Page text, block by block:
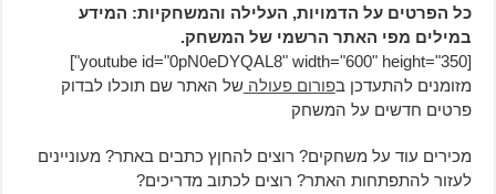
כל הפרטים על הדמויות, העלילה והמשחקיות: המידע
במילים מפי האתר הרשמי של המשחק.
[youtube id="0pN0eDYQAL8" width="600" height="350"]
מזומנים להתעדכן בפורום פעולה של האתר שם תוכלו לבדוק
פרטים חדשים על המשחק
מכירים עוד על משחקים? רוצים להחןץ כתבים באתר? מעוניינים
לעזור להתפתחות האתר? רוצים לכתוב מדריכים?